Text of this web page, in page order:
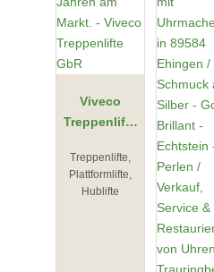
Viveco
Treppenlifte
Treppenlifte,
Plattformlifte,
Hublifte